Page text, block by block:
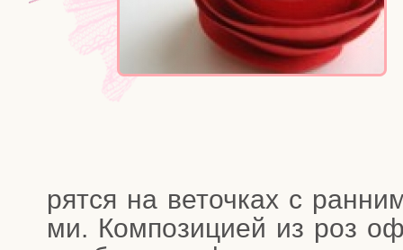
рят­ся на веточ­ках с
ми. Ком­по­зи­ци­ей из роз